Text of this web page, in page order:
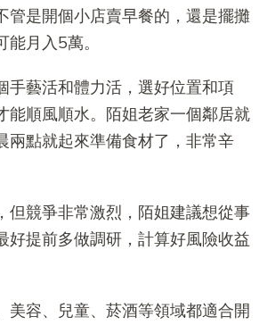
管是開個小店賣早餐的，還是擺攤
月入5萬。
手藝活和體力活，選好位置和項
能順風順水。陌姐老家一個鄰居就
兩點就起來準備食材了，非常辛
但競爭非常激烈，陌姐建議想從事
好提前多做調研，計算好風險收益
美容、兒童、菸酒等領域都適合開